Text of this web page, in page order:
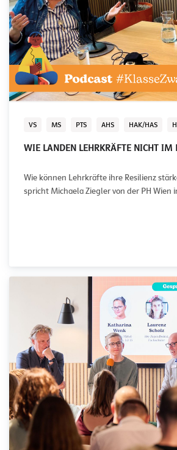
VS MS PTS AHS HAK/HAS
WIE LANDEN LEHRKRÄFTE NICHT IM
Wie können Lehrkräfte ihre Resilienz
spricht Michaela Ziegler von der PH Wien